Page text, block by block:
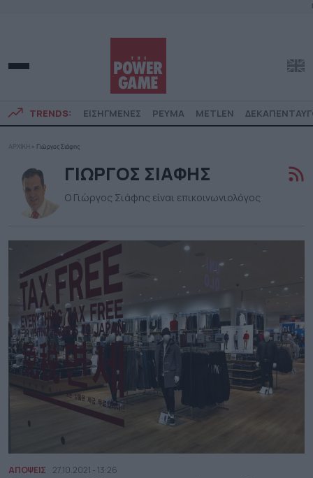
TRENDS: ΕΙΣΗΓΜΕΝΕΣ ΡΕΥΜΑ METLEN
ΑΡΧΙΚΗ » Γιώργος Σιάφης
ΓΙΩΡΓΟΣ ΣΙΑΦΗΣ
Ο Γιώργος Σιάφης είναι επικοινωνιολόγος
ΑΠΟΨΕΙΣ 27.10.2021 - 13:26